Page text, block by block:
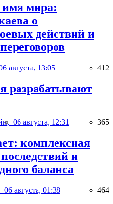
имя мира:
о
действий и
августа, 13:05 412
разрабатывают
06 августа, 12:31 365
комплексная
и
баланса
06 августа, 01:38 464